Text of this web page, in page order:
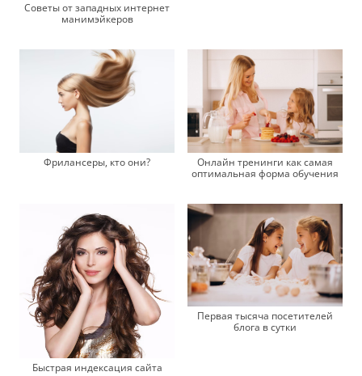
Советы от западных интернет
манимэйкеров
Фрилансеры, кто они?
Онлайн тренинги как самая
оптимальная форма обучения
Быстрая индексация сайта
Первая тысяча посетителей
блога в сутки